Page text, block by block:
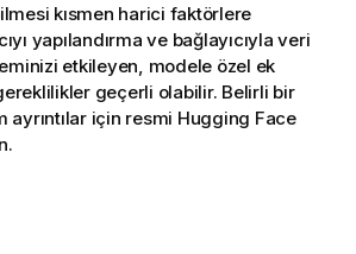
kısmen harici faktörlere
yapılandırma ve bağlayıcıyla veri
etkileyen, modele özel ek
geçerli olabilir. Belirli bir
için resmi Hugging Face